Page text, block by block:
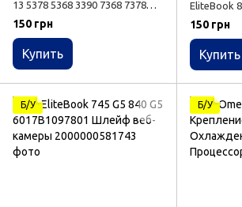
13 5378 5368 3390 7368 7378
7570, CN-0711P3 Шлейф
батареи
150 грн
Купить
EliteBook
150 грн
Купить
Б/У Б/У